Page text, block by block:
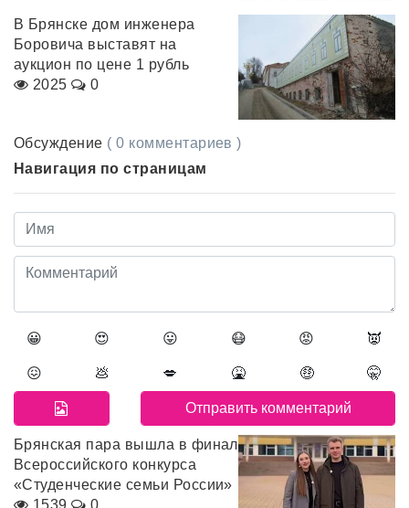
В Брянске дом инженера
Боровича выставят на
аукцион по цене 1 рубль
2025
0
Обсуждение ( 0 комментариев )
Навигация по страницам
😀 😍 😛 😷 😡 👿
😖 💩 💋 🤮 🤑 🤫
Брянская пара вышла в финал
Всероссийского конкурса
«Студенческие семьи России»
1539
0